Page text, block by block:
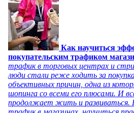
Как научиться
покупательским трафиком
трафик в торговых центрах и
люди стали реже ходить за
объективных причин, одна из
шопинга со всеми его плюсами. И
продолжает жить и развиваться.